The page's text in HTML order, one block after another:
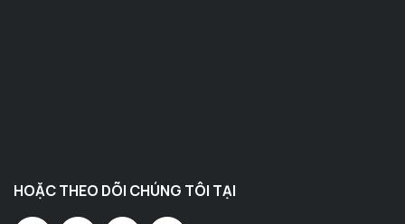
HOẶC THEO DÕI CHÚNG TÔI TẠI